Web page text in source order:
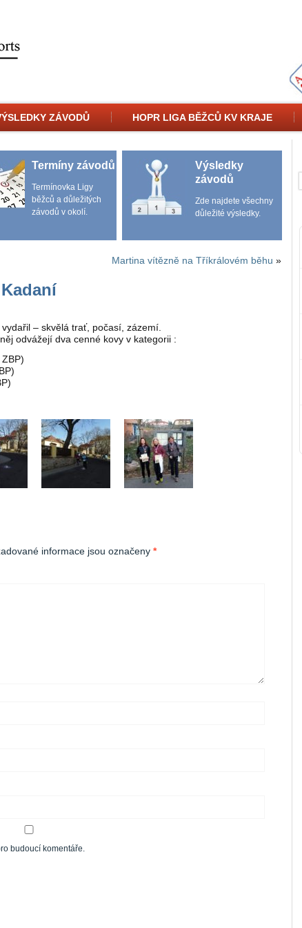
ZÁVODŮ HOPR LIGA BĚŽCŮ KV KRAJE
Termíny závodů
Termínovka Ligy
běžců a důležitých
závodů v okolí.
Výsledky
závodů
Zde najdete všechny
důležité výsledky.
Martina vítězně na Tříkrálovém běhu »
– skvělá trať, počasí, zázemí.
odvážejí dva cenné kovy v kategorii :
informace jsou označeny *
budoucí komentáře.